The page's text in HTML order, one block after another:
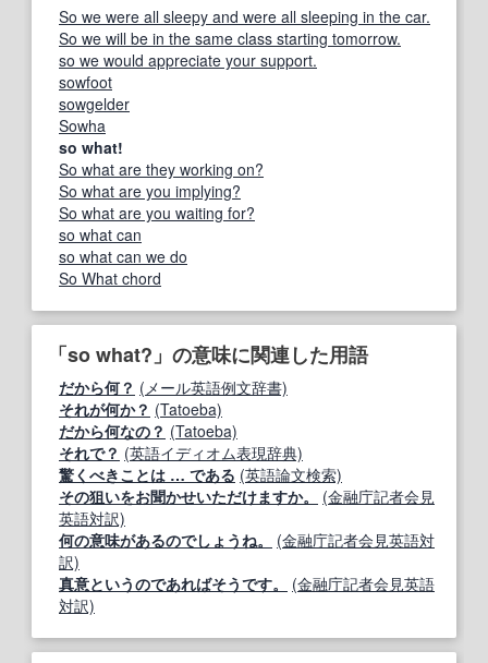
So we were all sleepy and were all sleeping in the car.
So we will be in the same class starting tomorrow.
so we would appreciate your support.
sowfoot
sowgelder
Sowha
so what!
So what are they working on?
So what are you implying?
So what are you waiting for?
so what can
so what can we do
So What chord
「so what?」の意味に関連した用語
だから何？ (メール英語例文辞書)
それが何か？ (Tatoeba)
だから何なの？ (Tatoeba)
それで？ (英語イディオム表現辞典)
驚くべきことは … である (英語論文検索)
その狙いをお聞かせいただけますか。
(金融庁記者会見
英語対訳)
何の意味があるのでしょうね。
(金融庁記者会見英語対
訳)
真意というのであればそうです。
(金融庁記者会見英語
対訳)